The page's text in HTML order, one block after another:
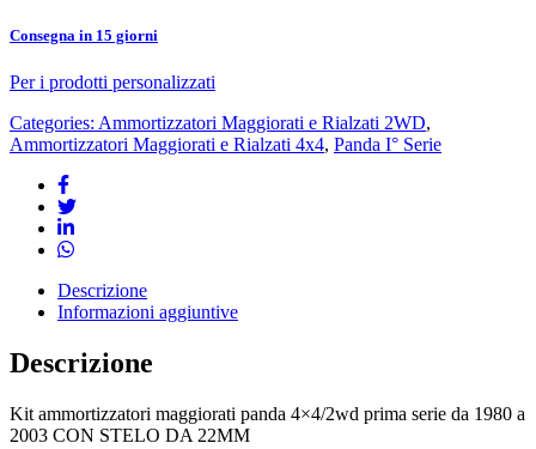
Consegna in 15 giorni
Per i prodotti personalizzati
Categories: Ammortizzatori Maggiorati e Rialzati 2WD,
Ammortizzatori Maggiorati e Rialzati 4x4, Panda I° Serie
Descrizione
Informazioni aggiuntive
Descrizione
Kit ammortizzatori maggiorati panda 4×4/2wd prima serie da 1980 a
2003 CON STELO DA 22MM